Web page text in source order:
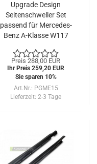
Upgrade Design
Seitenschweller Set
passend für Mercedes-
Benz A-Klasse W117
Preis 288,00 EUR
Ihr Preis 259,20 EUR
Sie sparen 10%
Art.Nr.: PGME15
Lieferzeit: 2-3 Tage